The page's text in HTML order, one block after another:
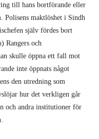
till hans bortförande eller
Polisens maktlöshet i Sindh
själv fördes bort
Rangers och
skulle öppna ett fall mot
inte öppnats något
den utredning som
hur det verkligen går
och andra institutioner för